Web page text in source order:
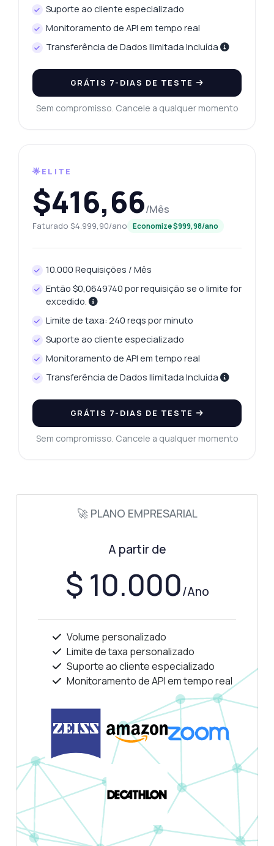
Suporte ao cliente especializado
Monitoramento de API em tempo real
Transferência de Dados Ilimitada Incluída
GRÁTIS 7-DIAS DE TESTE
Sem compromisso. Cancele a qualquer momento
🌟ELITE
$416,66/Mês
Faturado $4.999,90/ano Economize $999,98/ano
10.000 Requisições / Mês
Então $0,0649740 por requisição se o limite for
excedido.
Limite de taxa: 240 reqs por minuto
Suporte ao cliente especializado
Monitoramento de API em tempo real
Transferência de Dados Ilimitada Incluída
GRÁTIS 7-DIAS DE TESTE
Sem compromisso. Cancele a qualquer momento
🚀 PLANO EMPRESARIAL
A partir de
$ 10.000/Ano
Volume personalizado
Limite de taxa personalizado
Suporte ao cliente especializado
Monitoramento de API em tempo real
Pergunte qualquer coisa
Respostas sobre Validador de Comparação de Faces API
Olá! Pergunte qualquer coisa sobre
Validador de Comparação de Faces API —